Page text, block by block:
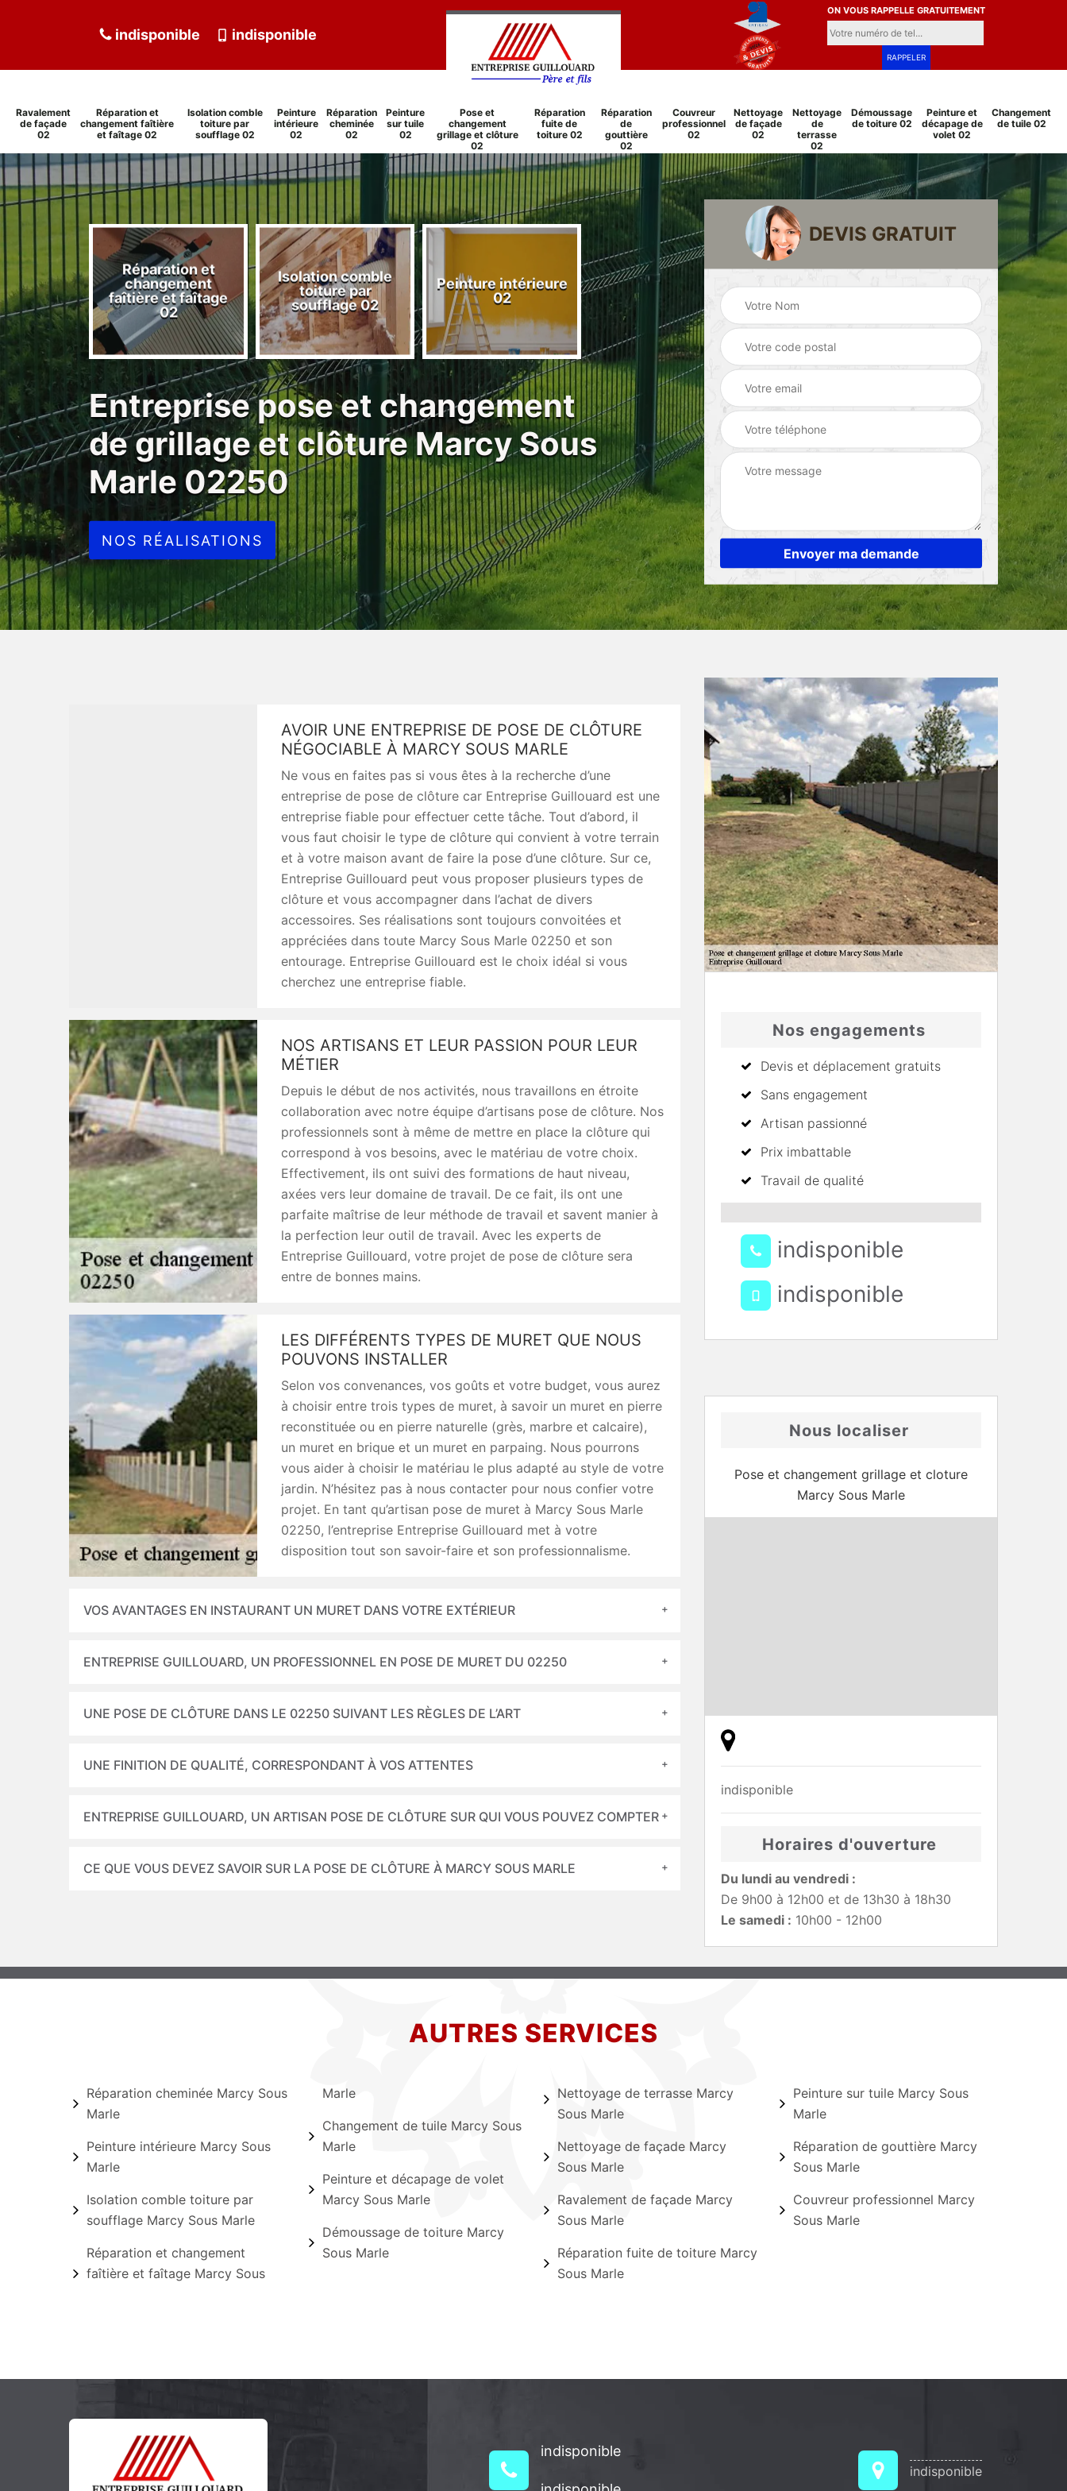
indisponible indisponible
ON VOUS RAPPELLE GRATUITEMENT
Ravalement
de façade
02
Réparation et
changement faîtière
et faîtage 02
Isolation comble
toiture par
soufflage 02
Peinture
intérieure
02
Réparation
cheminée
02
Peinture
sur tuile
02
Pose et
changement
grillage et clôture
02
Réparation
fuite de
toiture 02
Réparation
de
gouttière
02
Couvreur
professionnel
02
Nettoyage
de façade
02
Nettoyage
de
terrasse
02
Démoussage
de toiture 02
Peinture et
décapage de
volet 02
Changement
de tuile 02
de
02
Réparation et
changement
faîtière et faîtage
02
Isolation comble
toiture par
soufflage 02
Peinture intérieure
02
Réparation
cheminée 02
Peinture sur tuile
Pose et
changement
grillage et clôture
02
Entreprise pose et changement
de grillage et clôture Marcy Sous
Marle 02250
NOS RÉALISATIONS
DEVIS GRATUIT
AVOIR UNE ENTREPRISE DE POSE DE CLÔTURE
NÉGOCIABLE À MARCY SOUS MARLE
Ne vous en faites pas si vous êtes à la recherche d’une
entreprise de pose de clôture car Entreprise Guillouard est une
entreprise fiable pour effectuer cette tâche. Tout d’abord, il
vous faut choisir le type de clôture qui convient à votre terrain
et à votre maison avant de faire la pose d’une clôture. Sur ce,
Entreprise Guillouard peut vous proposer plusieurs types de
clôture et vous accompagner dans l’achat de divers
accessoires. Ses réalisations sont toujours convoitées et
appréciées dans toute Marcy Sous Marle 02250 et son
entourage. Entreprise Guillouard est le choix idéal si vous
cherchez une entreprise fiable.
NOS ARTISANS ET LEUR PASSION POUR LEUR
MÉTIER
Depuis le début de nos activités, nous travaillons en étroite
collaboration avec notre équipe d’artisans pose de clôture. Nos
professionnels sont à même de mettre en place la clôture qui
correspond à vos besoins, avec le matériau de votre choix.
Effectivement, ils ont suivi des formations de haut niveau,
axées vers leur domaine de travail. De ce fait, ils ont une
parfaite maîtrise de leur méthode de travail et savent manier à
la perfection leur outil de travail. Avec les experts de
Entreprise Guillouard, votre projet de pose de clôture sera
entre de bonnes mains.
LES DIFFÉRENTS TYPES DE MURET QUE NOUS
POUVONS INSTALLER
Selon vos convenances, vos goûts et votre budget, vous aurez
à choisir entre trois types de muret, à savoir un muret en pierre
reconstituée ou en pierre naturelle (grès, marbre et calcaire),
un muret en brique et un muret en parpaing. Nous pourrons
vous aider à choisir le matériau le plus adapté au style de votre
jardin. N’hésitez pas à nous contacter pour nous confier votre
projet. En tant qu’artisan pose de muret à Marcy Sous Marle
02250, l’entreprise Entreprise Guillouard met à votre
disposition tout son savoir-faire et son professionnalisme.
VOS AVANTAGES EN INSTAURANT UN MURET DANS VOTRE EXTÉRIEUR
ENTREPRISE GUILLOUARD, UN PROFESSIONNEL EN POSE DE MURET DU 02250
UNE POSE DE CLÔTURE DANS LE 02250 SUIVANT LES RÈGLES DE L’ART
UNE FINITION DE QUALITÉ, CORRESPONDANT À VOS ATTENTES
ENTREPRISE GUILLOUARD, UN ARTISAN POSE DE CLÔTURE SUR QUI VOUS POUVEZ COMPTER
CE QUE VOUS DEVEZ SAVOIR SUR LA POSE DE CLÔTURE À MARCY SOUS MARLE
Nos engagements
Devis et déplacement gratuits
Sans engagement
Artisan passionné
Prix imbattable
Travail de qualité
indisponible
indisponible
Nous localiser
Pose et changement grillage et cloture
Marcy Sous Marle
indisponible
Horaires d'ouverture
Du lundi au vendredi :
De 9h00 à 12h00 et de 13h30 à 18h30
Le samedi : 10h00 - 12h00
AUTRES SERVICES
Réparation cheminée Marcy Sous
Marle
Peinture intérieure Marcy Sous
Marle
Isolation comble toiture par
soufflage Marcy Sous Marle
Réparation et changement
faîtière et faîtage Marcy Sous
Marle
Changement de tuile Marcy Sous
Marle
Peinture et décapage de volet
Marcy Sous Marle
Démoussage de toiture Marcy
Sous Marle
Nettoyage de terrasse Marcy
Sous Marle
Nettoyage de façade Marcy
Sous Marle
Ravalement de façade Marcy
Sous Marle
Réparation fuite de toiture Marcy
Sous Marle
Peinture sur tuile Marcy Sous
Marle
Réparation de gouttière Marcy
Sous Marle
Couvreur professionnel Marcy
Sous Marle
indisponible
indisponible